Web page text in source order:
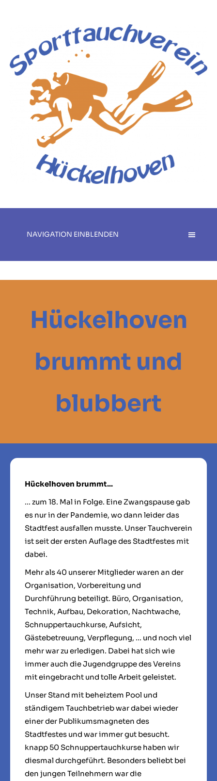
NAVIGATION EINBLENDEN
Hückelhoven
brummt und
blubbert
Hückelhoven brummt...
... zum 18. Mal in Folge. Eine Zwangspause gab
es nur in der Pandemie, wo dann leider das
Stadtfest ausfallen musste. Unser Tauchverein
ist seit der ersten Auflage des Stadtfestes mit
dabei.
Mehr als 40 unserer Mitglieder waren an der
Organisation, Vorbereitung und
Durchführung beteiligt. Büro, Organisation,
Technik, Aufbau, Dekoration, Nachtwache,
Schnuppertauchkurse, Aufsicht,
Gästebetreuung, Verpflegung, ... und noch viel
mehr war zu erledigen. Dabei hat sich wie
immer auch die Jugendgruppe des Vereins
mit eingebracht und tolle Arbeit geleistet.
Unser Stand mit beheiztem Pool und
ständigem Tauchbetrieb war dabei wieder
einer der Publikumsmagneten des
Stadtfestes und war immer gut besucht.
knapp 50 Schnuppertauchkurse haben wir
diesmal durchgeführt. Besonders beliebt bei
den jungen Teilnehmern war die